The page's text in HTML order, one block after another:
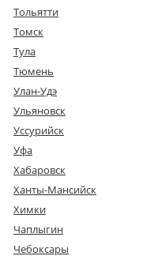
Тольятти
Томск
Тула
Тюмень
Улан-Удэ
Ульяновск
Уссурийск
Уфа
Хабаровск
Ханты-Мансийск
Химки
Чаплыгин
Чебоксары